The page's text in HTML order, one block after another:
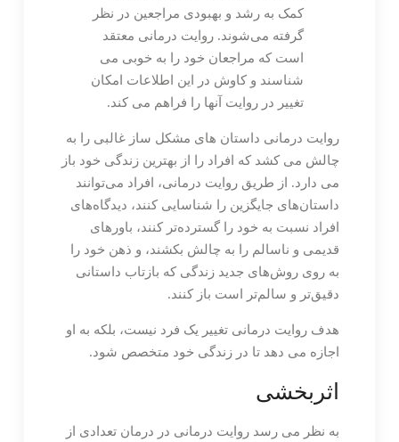
کمک به رشد و بهبودی مراجعین در نظر
گرفته می‌شوند. روایت درمانی معتقد
است که مراجعان خود را به خوبی می
شناسند و کاوش در این اطلاعات امکان
تغییر در روایت آنها را فراهم می کند.
روایت درمانی داستان های مشکل ساز غالبی را به
چالش می کشد که افراد را از بهترین زندگی خود باز
می دارد. از طریق روایت درمانی، افراد می‌توانند
داستان‌های جایگزین را شناسایی کنند، دیدگاه‌های
افراد نسبت به خود را گسترده‌تر کنند، باورهای
قدیمی و ناسالم را به چالش بکشند، و ذهن خود را
به روی روش‌های جدید زندگی که بازتاب داستانی
دقیق‌تر و سالم‌تر است باز کنند.
هدف روایت درمانی تغییر یک فرد نیست، بلکه به او
اجازه می دهد تا در زندگی خود متخصص شود.
اثربخشی
به نظر می رسد روایت درمانی در درمان تعدادی از